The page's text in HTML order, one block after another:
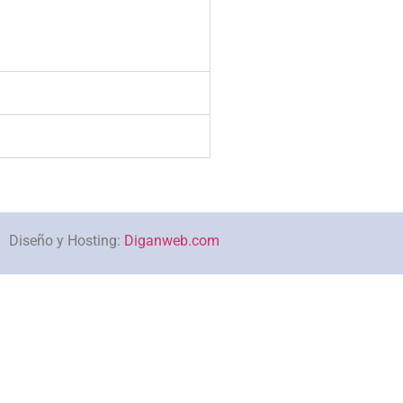
Diseño y Hosting: Diganweb.com